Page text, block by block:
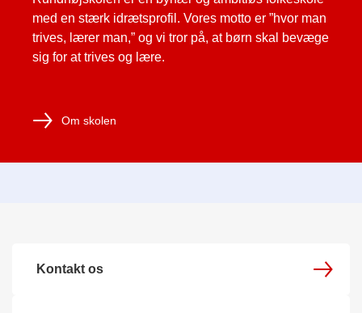
med en stærk idrætsprofil. Vores motto er ”hvor man
trives, lærer man,” og vi tror på, at børn skal bevæge
sig for at trives og lære.
Om skolen
Kontakt os